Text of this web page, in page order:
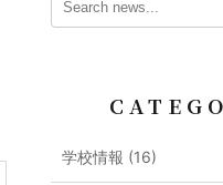
学校情報 (16)